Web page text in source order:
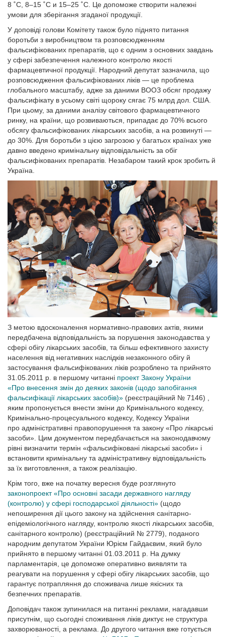
8 ˚С, 8–15 ˚С и 15–25 ˚С. Це допоможе створити належні
умови для зберігання згаданої продукції.
У доповіді голови Комітету також було піднято питання
боротьби з виробництвом та розповсюдженням
фальсифікованих препаратів, що є одним з основних завдань
у сфері забезпечення належного контролю якості
фармацевтичної продукції. Народний депутат зазначила, що
розповсюдження фальсифікованих ліків — це проблема
глобального масштабу, адже за даними ВООЗ обсяг продажу
фальсифікату в усьому світі щороку сягає 75 млрд дол. США.
При цьому, за даними аналізу світового фармацевтичного
ринку, на країни, що розвиваються, припадає до 70% всього
обсягу фальсифікованих лікарських засобів, а на розвинуті —
до 30%. Для боротьби з цією загрозою у багатьох країнах уже
давно введено кримінальну відповідальність за обіг
фальсифікованих препаратів. Незабаром такий крок зробить й
Україна.
З метою вдосконалення нормативно-правових актів, якими
передбачена відповідальність за порушення законодавства у
сфері обігу лікарських засобів, та більш ефективного захисту
населення від негативних наслідків незаконного обігу й
застосування фальсифікованих ліків розроблено та прийнято
31.05.2011 р. в першому читанні проект Закону України
«Про внесення змін до деяких законів (щодо запобігання
фальсифікації лікарських засобів)» (реєстраційний № 7146)
яким пропонується внести зміни до Кримінального кодексу,
Кримінально-процесуального кодексу, Кодексу України
про адміністративні правопорушення та закону «Про лікарські
засоби». Цим документом передбачається на законодавчому
рівні визначити термін «фальсифіковані лікарські засоби» і
встановити кримінальну та адміністративну відповідальність
за їх виготовлення, а також реалізацію.
Крім того, вже на початку вересня буде розглянуто
законопроект «Про основні засади державного нагляду
(контролю) у сфері господарської діяльності» (щодо
непоширення дії цього закону на здійснення санітарно-
епідеміологічного нагляду, контролю якості лікарських засобів,
санітарного контролю) (реєстраційний № 2779), поданого
народним депутатом України Юрієм Гайдаєвим, який було
прийнято в першому читанні 01.03.2011 р. На думку
парламентарія, це допоможе оперативно виявляти та
реагувати на порушення у сфері обігу лікарських засобів, що
гарантує потрапляння до споживача лише якісних та
безпечних препаратів.
Доповідач також зупинилася на питанні реклами, нагадавши
присутнім, що сьогодні споживання ліків диктує не структура
захворюваності, а реклама. До другого читання вже готується